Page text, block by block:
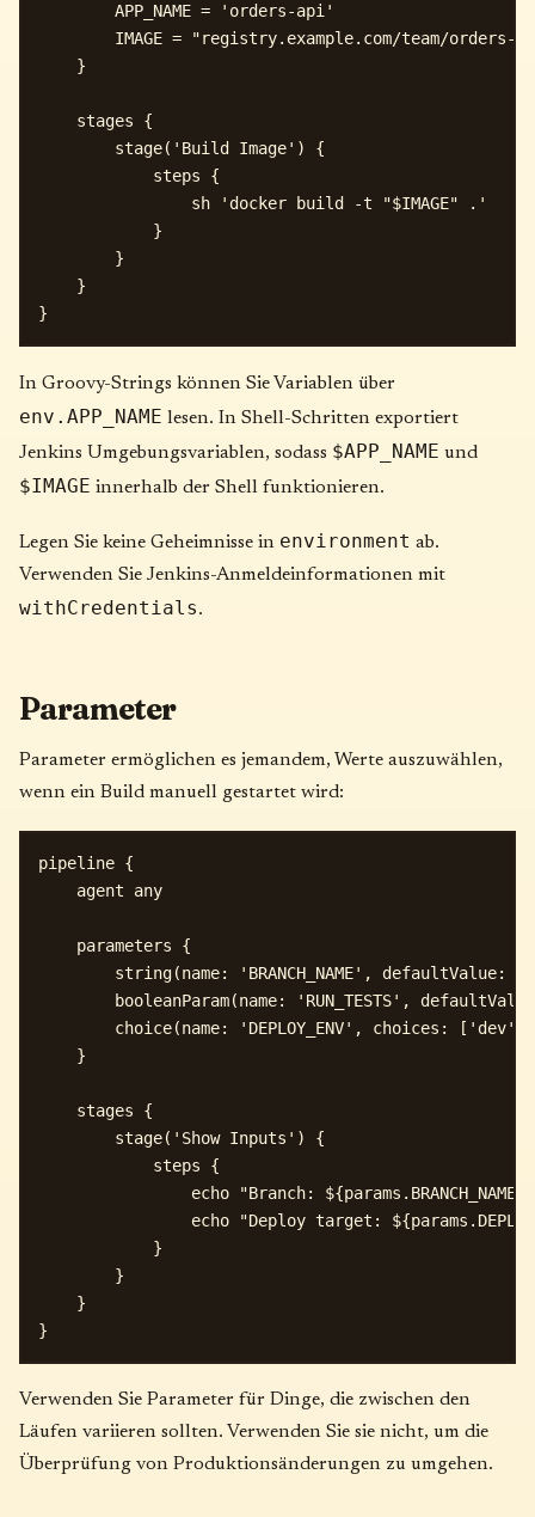
        APP_NAME = 'orders-api'
IMAGE = "registry.example.com/team/orders-
    }
    stages {
        stage('Build Image') {
            steps {
                sh 'docker build -t "$IMAGE" .'
            }
        }
    }
In Groovy-Strings können Sie Variablen über
env.APP_NAME lesen. In Shell-Schritten exportiert
Jenkins Umgebungsvariablen, sodass $APP_NAME und
$IMAGE innerhalb der Shell funktionieren.
Legen Sie keine Geheimnisse in environment ab.
Verwenden Sie Jenkins-Anmeldeinformationen mit
withCredentials.
Parameter
Parameter ermöglichen es jemandem, Werte auszuwählen,
wenn ein Build manuell gestartet wird:
pipeline {
    agent any
    parameters {
string(name: 'BRANCH_NAME', defaultValue:
booleanParam(name: 'RUN_TESTS',
choice(name: 'DEPLOY_ENV', choices:
    }
    stages {
        stage('Show Inputs') {
            steps {
                echo "Branch: ${params.BRANCH_NAME}"
echo "Deploy target:
            }
        }
    }
Verwenden Sie Parameter für Dinge, die zwischen den
Läufen variieren sollten. Verwenden Sie sie nicht, um die
Überprüfung von Produktionsänderungen zu umgehen.